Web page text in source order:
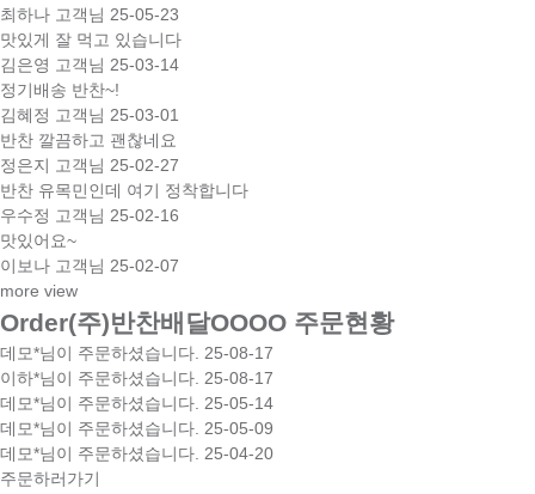
최하나 고객님 25-05-23
맛있게 잘 먹고 있습니다
김은영 고객님 25-03-14
정기배송 반찬~!
김혜정 고객님 25-03-01
반찬 깔끔하고 괜찮네요
정은지 고객님 25-02-27
반찬 유목민인데 여기 정착합니다
우수정 고객님 25-02-16
맛있어요~
이보나 고객님 25-02-07
more view
Order(주)반찬배달OOOO 주문현황
데모*님이 주문하셨습니다. 25-08-17
이하*님이 주문하셨습니다. 25-08-17
데모*님이 주문하셨습니다. 25-05-14
데모*님이 주문하셨습니다. 25-05-09
데모*님이 주문하셨습니다. 25-04-20
주문하러가기